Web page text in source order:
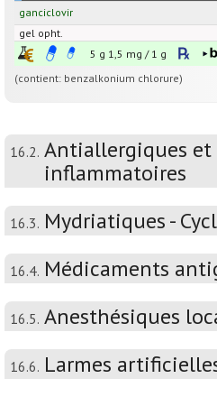
ganciclovir
gel opht.
5 g 1,5 mg / 1 g
(contient: benzalkonium chlorure)
16.2. Antiallergiques
inflammatoires
16.3. Mydriatiques -
16.4. Médicaments
16.5. Anesthésiques
16.6. Larmes